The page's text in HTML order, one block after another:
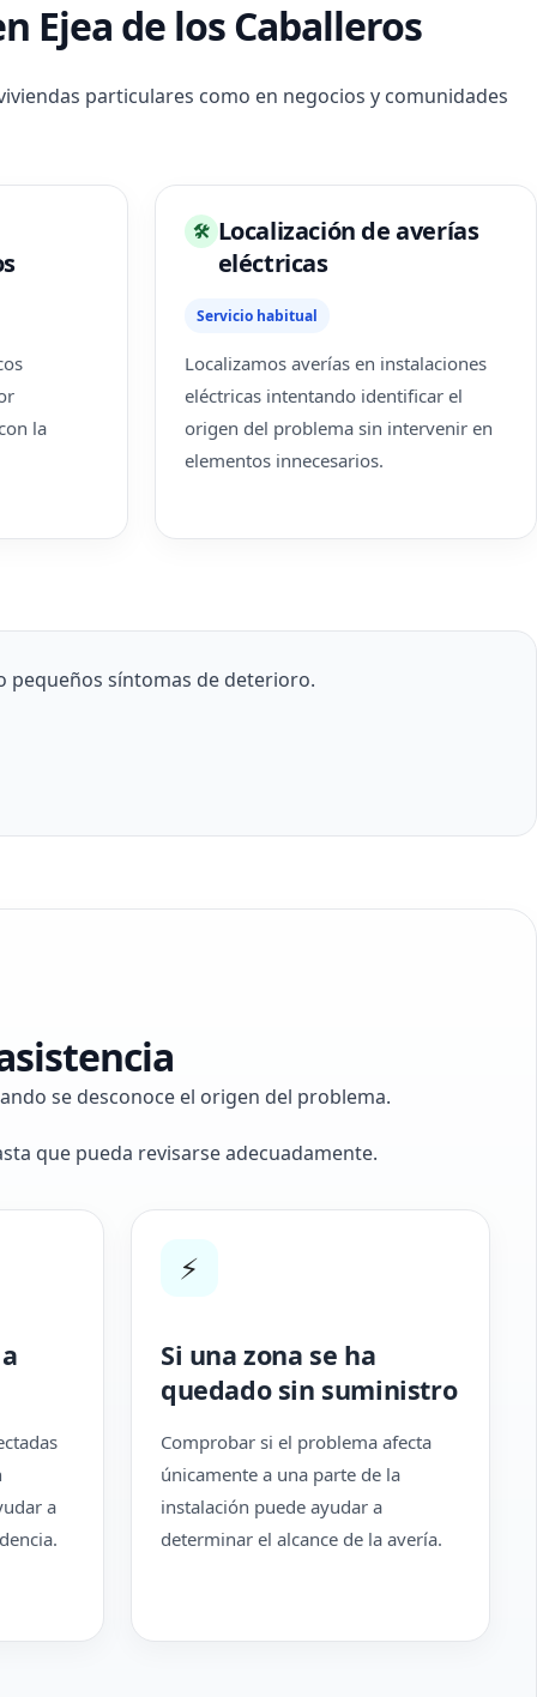
Ejea de los Caballeros
particulares como en negocios y comunidades
la
🛠 Localización de averías
eléctricas
Servicio habitual
Localizamos averías en instalaciones
eléctricas intentando identificar el
origen del problema sin intervenir en
elementos innecesarios.
pequeños síntomas de deterioro.
se desconoce el origen del problema.
que pueda revisarse adecuadamente.
a
⚡
Si una zona se ha
quedado sin suministro
Comprobar si el problema afecta
únicamente a una parte de la
instalación puede ayudar a
determinar el alcance de la avería.